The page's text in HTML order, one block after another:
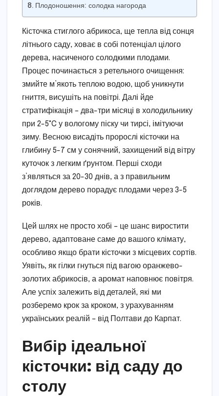
Плодоношення: солодка нагорода
Кісточка стиглого абрикоса, ще тепла від сонця
літнього саду, ховає в собі потенціал цілого
дерева, насиченого солодкими плодами.
Процес починається з ретельного очищення:
змийте м’якоть теплою водою, щоб уникнути
гниття, висушіть на повітрі. Далі йде
стратифікація – два-три місяці в холодильнику
при 2-5°C у вологому піску чи тирсі, імітуючи
зиму. Весною висадіть пророслі кісточки на
глибину 5-7 см у сонячний, захищений від вітру
куточок з легким ґрунтом. Перші сходи
з’являться за 20-30 днів, а з правильним
доглядом дерево порадує плодами через 3-5
років.
Цей шлях не просто хобі – це шанс виростити
дерево, адаптоване саме до вашого клімату,
особливо якщо брати кісточки з місцевих сортів.
Уявіть, як гілки гнуться під вагою оранжево-
золотих абрикосів, а аромат наповнює повітря.
Але успіх залежить від деталей, які ми
розберемо крок за кроком, з урахуванням
українських реалій – від Полтави до Карпат.
Вибір ідеальної
кісточки: від саду до
столу